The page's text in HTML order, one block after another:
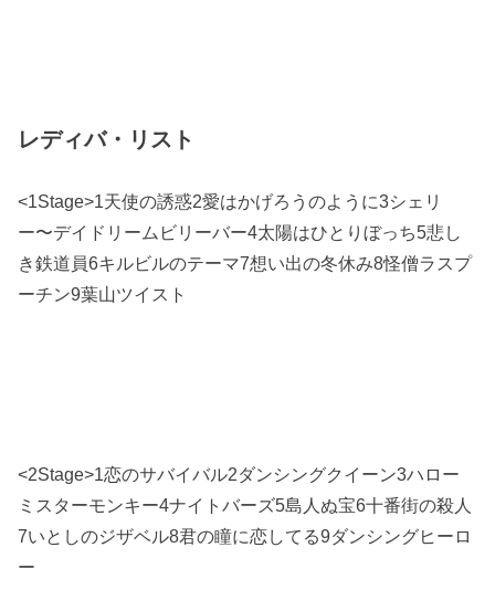
レディバ・リスト
<1Stage>1天使の誘惑2愛はかげろうのように3シェリ
ー〜デイドリームビリーバー4太陽はひとりぼっち5悲し
き鉄道員6キルビルのテーマ7想い出の冬休み8怪僧ラスプ
ーチン9葉山ツイスト
<2Stage>1恋のサバイバル2ダンシングクイーン3ハロー
ミスターモンキー4ナイトバーズ5島人ぬ宝6十番街の殺人
7いとしのジザベル8君の瞳に恋してる9ダンシングヒーロ
ー